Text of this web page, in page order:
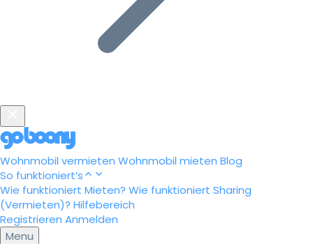
Wohnmobil vermieten Wohnmobil mieten Blog
So funktioniert’s
Wie funktioniert Mieten? Wie funktioniert Sharing
(Vermieten)? Hilfebereich
Registrieren Anmelden
Menu